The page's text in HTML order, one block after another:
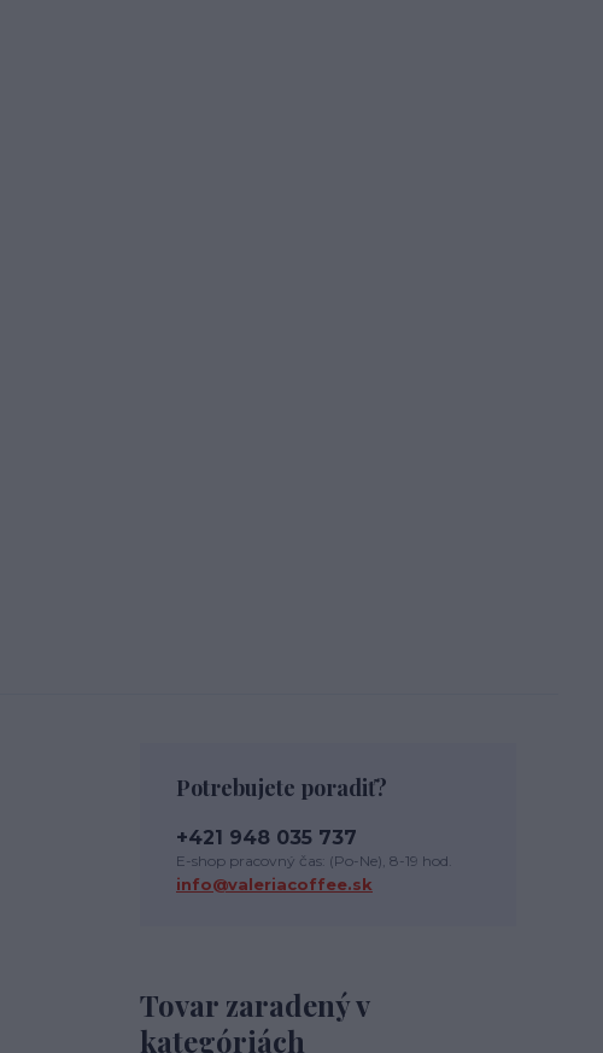
Tovar zaradený v
kategóriách
Potrebujete poradiť?
+421 948 035 737
E-shop pracovný čas: (Po-Ne), 8-19 hod.
info@valeriacoffee.sk